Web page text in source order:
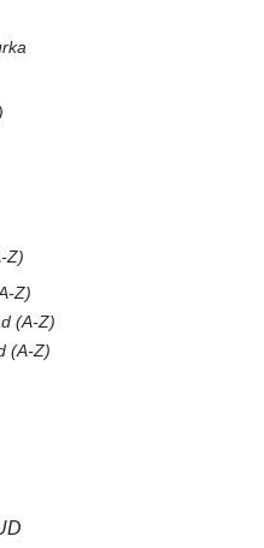
Z)
Z)
(A-Z)
(A-Z)